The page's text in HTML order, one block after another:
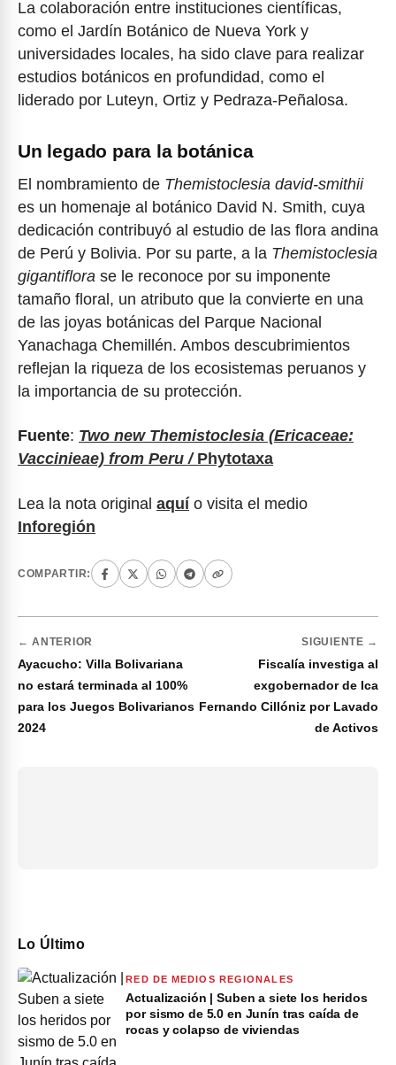
La colaboración entre instituciones científicas,
como el Jardín Botánico de Nueva York y
universidades locales, ha sido clave para realizar
estudios botánicos en profundidad, como el
liderado por Luteyn, Ortiz y Pedraza-Peñalosa.
Un legado para la botánica
El nombramiento de Themistoclesia david-smithii
es un homenaje al botánico David N. Smith, cuya
dedicación contribuyó al estudio de las flora andina
de Perú y Bolivia. Por su parte, a la Themistoclesia
gigantiflora se le reconoce por su imponente
tamaño floral, un atributo que la convierte en una
de las joyas botánicas del Parque Nacional
Yanachaga Chemillén. Ambos descubrimientos
reflejan la riqueza de los ecosistemas peruanos y
la importancia de su protección.
Fuente: Two new Themistoclesia (Ericaceae:
Vaccinieae) from Peru / Phytotaxa
Lea la nota original aquío visita el medio
Inforegión
COMPARTIR:
← ANTERIOR
Ayacucho: Villa Bolivariana
no estará terminada al 100%
para los Juegos Bolivarianos
2024
SIGUIENTE →
Fiscalía investiga al
exgobernador de Ica
Fernando Cillóniz por Lavado
de Activos
Lo Último
RED DE MEDIOS REGIONALES
Actualización | Suben a siete los heridos
por sismo de 5.0 en Junín tras caída de
rocas y colapso de viviendas